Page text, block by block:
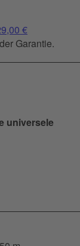
€
Garantie.
universele